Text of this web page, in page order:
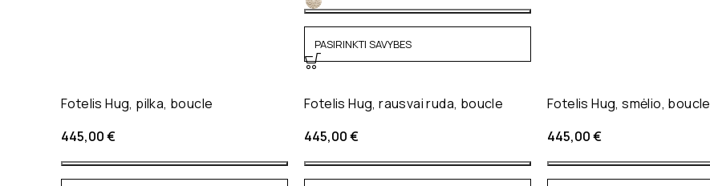
PASIRINKTI SAVYBES
Fotelis Hug, pilka, boucle
445,00€
Fotelis Hug, rausvai ruda, boucle
445,00€
Fotelis Hug, smėlio, boucle
445,00€